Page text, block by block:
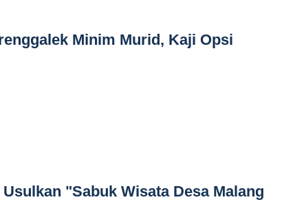
Minim Murid, Kaji Opsi
"Sabuk Wisata Desa Malang